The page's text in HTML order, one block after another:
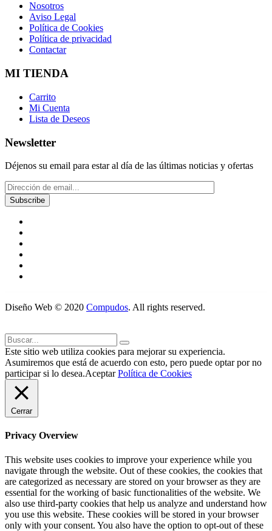
Nosotros
Aviso Legal
Política de Cookies
Política de privacidad
Contactar
MI TIENDA
Carrito
Mi Cuenta
Lista de Deseos
Newsletter
Déjenos su email para estar al día de las últimas noticias y ofertas
Diseño Web © 2020 Compudos. All rights reserved.
Este sitio web utiliza cookies para mejorar su experiencia.
Asumiremos que está de acuerdo con esto, pero puede optar por no
participar si lo desea.Aceptar Política de Cookies
Cerrar
Privacy Overview
This website uses cookies to improve your experience while you
navigate through the website. Out of these cookies, the cookies that
are categorized as necessary are stored on your browser as they are
essential for the working of basic functionalities of the website. We
also use third-party cookies that help us analyze and understand how
you use this website. These cookies will be stored in your browser
only with your consent. You also have the option to opt-out of these